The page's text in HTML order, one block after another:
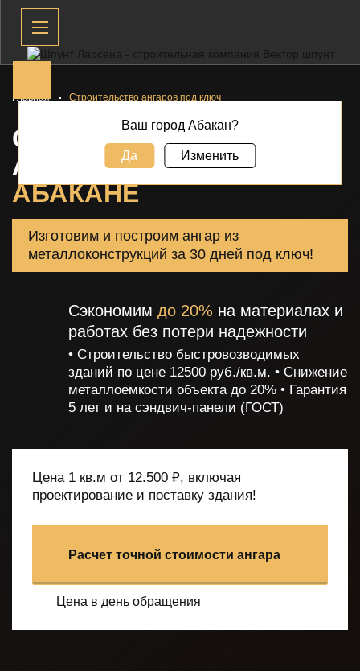
Главная Строительство ангаров под ключ
СТРОИТЕЛЬСТВО
АНГАРОВ ПОД КЛЮЧ В
АБАКАНЕ
Изготовим и построим ангар из
металлоконструкций за 30 дней под ключ!
Сэкономим до 20% на материалах и
работах без потери надежности
• Строительство быстровозводимых
зданий по цене 12500 руб./кв.м. • Снижение
металлоемкости объекта до 20% • Гарантия
5 лет и на сэндвич-панели (ГОСТ)
Цена 1 кв.м от 12.500 ₽, включая
проектирование и поставку здания!
Расчет точной стоимости ангара
Цена в день обращения
Ваш город Абакан?
Да Изменить